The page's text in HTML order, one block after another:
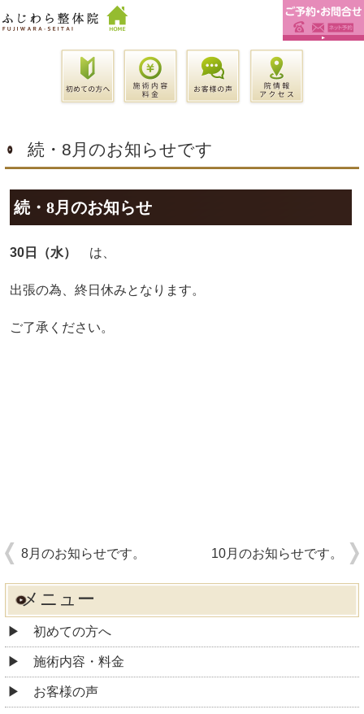
続・8月のお知らせです
続・8月のお知らせ
30日（水） は、
出張の為、終日休みとなります。
ご了承ください。
8月のお知らせです。 10月のお知らせです。
メニュー
初めての方へ
施術内容・料金
お客様の声